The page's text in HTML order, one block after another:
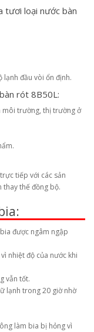
tươi loại nước bàn
đầu vòi ổn định.
rót 8B50L:
môi trường, thị trường ở
tiếp với các sản
thay thế đồng bộ.
được ngâm ngập
nhiệt độ của nước khi
vẫn tốt.
lạnh trong 20 giờ nhờ
làm bia bị hỏng vì